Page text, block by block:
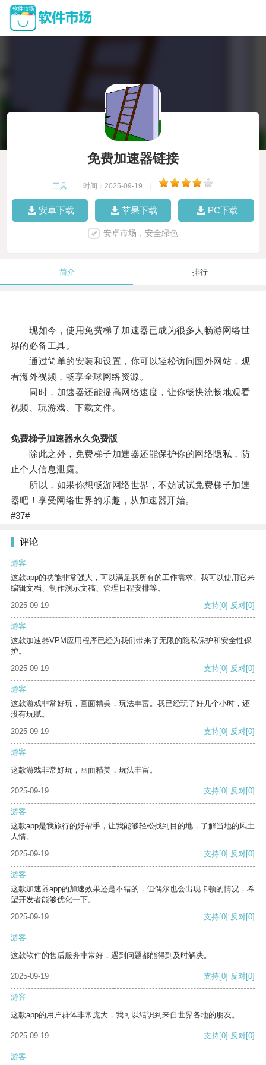
免费加速器链接
工具 时间：2025-09-19
安卓下载 苹果下载 PC下载
安卓市场，安全绿色
简介 排行
现如今，使用免费梯子加速器已成为很多人畅游网络世
界的必备工具。
通过简单的安装和设置，你可以轻松访问国外网站，观
看海外视频，畅享全球网络资源。
同时，加速器还能提高网络速度，让你畅快流畅地观看
视频、玩游戏、下载文件。
免费梯子加速器永久免费版
除此之外，免费梯子加速器还能保护你的网络隐私，防
止个人信息泄露。
所以，如果你想畅游网络世界，不妨试试免费梯子加速
器吧！享受网络世界的乐趣，从加速器开始。
#37#
评论
游客
这款app的功能非常强大，可以满足我所有的工作需求。我可以使用它来
编辑文档、制作演示文稿、管理日程安排等。
2025-09-19
支持[0] 反对[0]
游客
这款加速器VPM应用程序已经为我们带来了无限的隐私保护和安全性保
护。
2025-09-19
支持[0] 反对[0]
游客
这款游戏非常好玩，画面精美，玩法丰富。我已经玩了好几个小时，还
没有玩腻。
2025-09-19
支持[0] 反对[0]
游客
这款游戏非常好玩，画面精美，玩法丰富。
2025-09-19 支持[0] 反对[0]
游客
这款app是我旅行的好帮手，让我能够轻松找到目的地，了解当地的风土
人情。
2025-09-19
支持[0] 反对[0]
游客
这款加速器app的加速效果还是不错的，但偶尔也会出现卡顿的情况，希
望开发者能够优化一下。
2025-09-19
支持[0] 反对[0]
游客
这款软件的售后服务非常好，遇到问题都能得到及时解决。
2025-09-19 支持[0] 反对[0]
游客
这款app的用户群体非常庞大，我可以结识到来自世界各地的朋友。
2025-09-19 支持[0] 反对[0]
游客